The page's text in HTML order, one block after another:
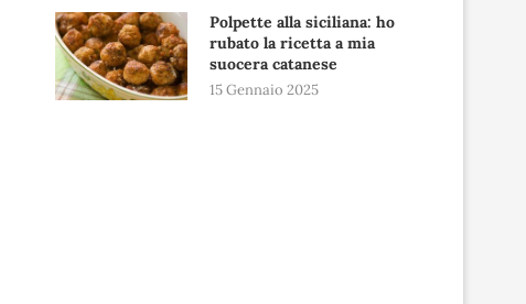
Polpette alla siciliana: ho
rubato la ricetta a mia
suocera catanese
15 Gennaio 2025